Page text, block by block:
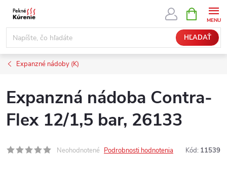
Prejsť
obsah
HĽADAŤ
KOŠÍK
Expanzné nádoby (K)
Expanzná nádoba Contra-
Flex 12/1,5 bar, 26133
Neohodnotené Podrobnosti hodnotenia Kód: 11539